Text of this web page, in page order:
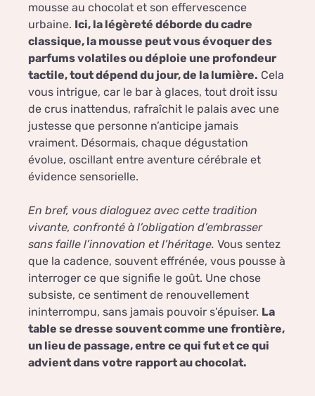
mousse au chocolat et son effervescence
urbaine. Ici, la légèreté déborde du cadre
classique, la mousse peut vous évoquer des
parfums volatiles ou déploie une profondeur
tactile, tout dépend du jour, de la lumière. Cela
vous intrigue, car le bar à glaces, tout droit issu
de crus inattendus, rafraîchit le palais avec une
justesse que personne n’anticipe jamais
vraiment. Désormais, chaque dégustation
évolue, oscillant entre aventure cérébrale et
évidence sensorielle.
En bref, vous dialoguez avec cette tradition
vivante, confronté à l’obligation d’embrasser
sans faille l’innovation et l’héritage. Vous sentez
que la cadence, souvent effrénée, vous pousse à
interroger ce que signifie le goût. Une chose
subsiste, ce sentiment de renouvellement
ininterrompu, sans jamais pouvoir s’épuiser. La
table se dresse souvent comme une frontière,
un lieu de passage, entre ce qui fut et ce qui
advient dans votre rapport au chocolat.